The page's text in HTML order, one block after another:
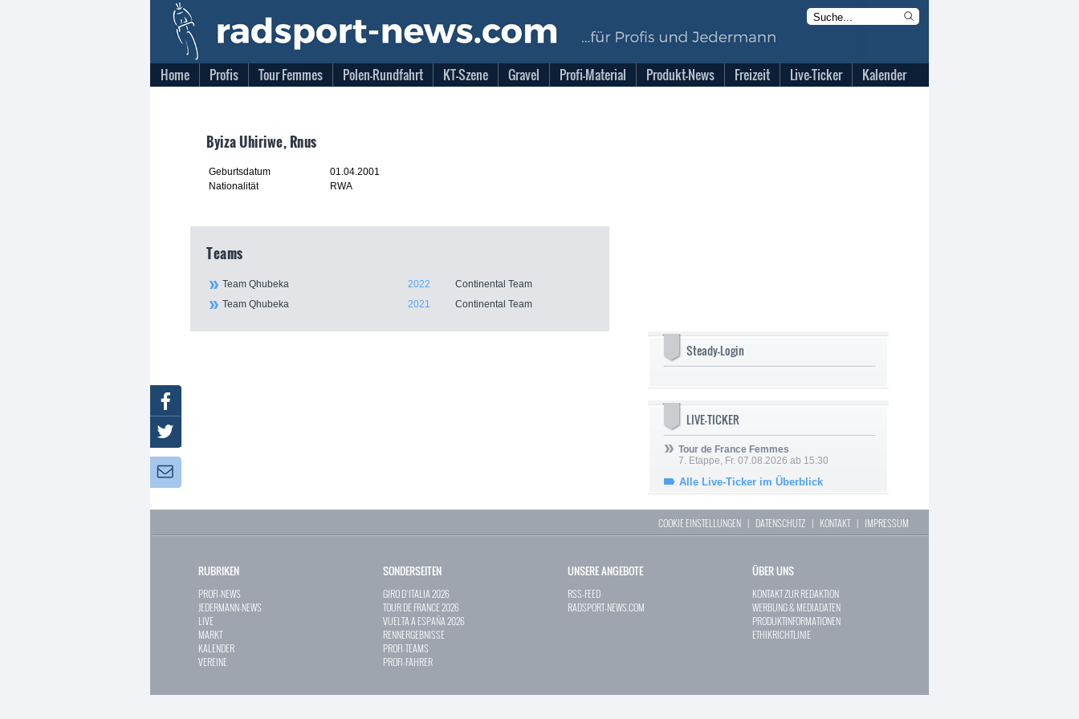
Home Profis Tour Femmes Polen-Rundfahrt KT-Szene Gravel Profi-Material Produkt-News Freizeit Live-Ticker Kalender
Byiza Uhiriwe, Rnus
Geburtsdatum
01.04.2001
Nationalität
RWA
Teams
Team Qhubeka 2022
Continental Team
Team Qhubeka
2021 Continental Team
Steady-Login
LIVE-TICKER
Tour de France Femmes
7. Etappe, Fr. 07.08.2026 ab 15:30
Alle Live-Ticker im Überblick
COOKIE EINSTELLUNGEN | DATENSCHUTZ | KONTAKT| IMPRESSUM
RUBRIKEN
PROFI-NEWS
JEDERMANN-NEWS
LIVE
MARKT
KALENDER
VEREINE
SONDERSEITEN
GIRO D`ITALIA 2026
TOUR DE FRANCE 2026
VUELTA A ESPAÑA 2026
RENNERGEBNISSE
PROFI-TEAMS
PROFI-FAHRER
UNSERE ANGEBOTE
RSS-FEED
RADSPORT-NEWS.COM
ÜBER UNS
KONTAKT ZUR REDAKTION
WERBUNG & MEDIADATEN
PRODUKTINFORMATIONEN
ETHIKRICHTLINIE